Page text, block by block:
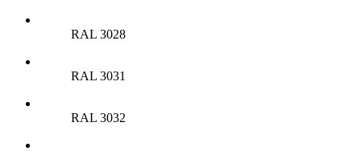
RAL 3028
RAL 3031
RAL 3032